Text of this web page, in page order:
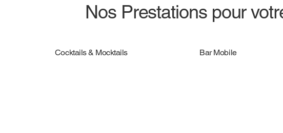
Nos Prestations pour
Cocktails & Mocktails Bar Mobile